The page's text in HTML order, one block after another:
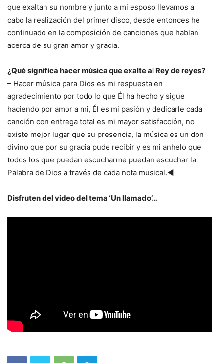
que exaltan su nombre y junto a mi esposo llevamos a
cabo la realización del primer disco, desde entonces he
continuado en la composición de canciones que hablan
acerca de su gran amor y gracia.
¿Qué significa hacer música que exalte al Rey de reyes?
– Hacer música para Dios es mi respuesta en
agradecimiento por todo lo que Él ha hecho y sigue
haciendo por amor a mi, Él es mi pasión y dedicarle cada
canción con entrega total es mi mayor satisfacción, no
existe mejor lugar que su presencia, la música es un don
divino que por su gracia pude recibir y es mi anhelo que
todos los que puedan escucharme puedan escuchar la
Palabra de Dios a través de cada nota musical.◄
Disfruten del video del tema ‘Un llamado’…